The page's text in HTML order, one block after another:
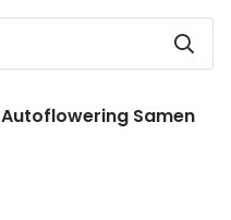
Autoflowering Samen